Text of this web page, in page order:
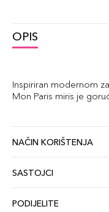
OPIS
Inspiriran modernom
Mon Paris miris je
NAČIN KORIŠTENJA
SASTOJCI
PODIJELITE